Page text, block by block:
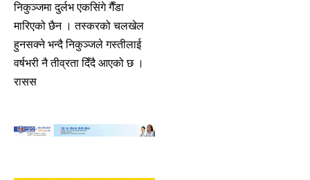
निकुञ्जमा दुर्लभ एकसिंगे गैँडा
मारिएको छैन । तस्करको चलखेल
हुनसक्ने भन्दै निकुञ्जले गस्तीलाई
वर्षभरी नै तीव्रता दिँदै आएको छ ।
रासस